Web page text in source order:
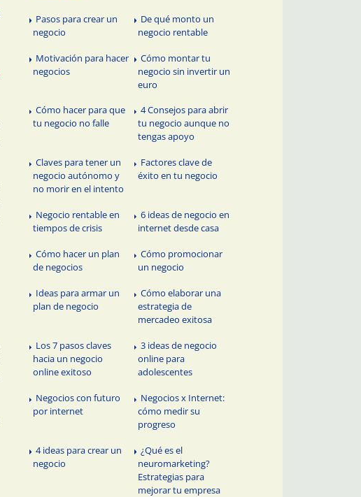
Pasos para crear un
negocio
De qué monto un
negocio rentable
Motivación para hacer
negocios
Cómo montar tu
negocio sin invertir un
euro
Cómo hacer para que
tu negocio no falle
4 Consejos para abrir
tu negocio aunque no
tengas apoyo
Claves para tener un
negocio autónomo y
no morir en el intento
Factores clave de
éxito en tu negocio
Negocio rentable en
tiempos de crisis
6 ideas de negocio en
internet desde casa
Cómo hacer un plan
de negocios
Cómo promocionar
un negocio
Ideas para armar un
plan de negocio
Cómo elaborar una
estrategia de
mercadeo exitosa
Los 7 pasos claves
hacia un negocio
online exitoso
3 ideas de negocio
online para
adolescentes
Negocios con futuro
por internet
Negocios x Internet:
cómo medir su
progreso
4 ideas para crear un
negocio
¿Qué es el
neuromarketing?
Estrategias para
mejorar tu empresa